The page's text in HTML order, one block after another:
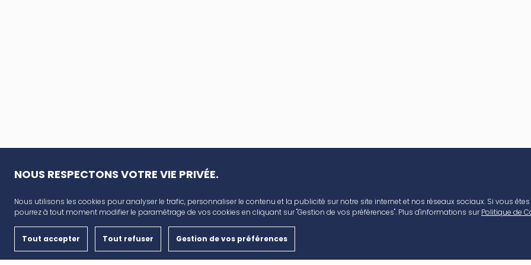
AVANT CAP
Plan de campagne, CD6, 13480 Cabriès
Nous contacter
AVANT CAP & VOUS
Accès
Horaires
Boutiques & Restaurants
CONTACT
Nous contacter
NOUS RESPECTONS VOTRE VIE PRIVÉE.
Nous utilisons les cookies pour analyser le trafic, personnaliser le contenu et la publicité sur notre site internet et nos réseaux sociaux. Si vous
pourrez à tout moment modifier le paramétrage de vos cookies en cliquant sur "Gestion de vos préférences". Plus d'informations surPolitique de
Tout accepter Tout refuser Gestion de vos préférences